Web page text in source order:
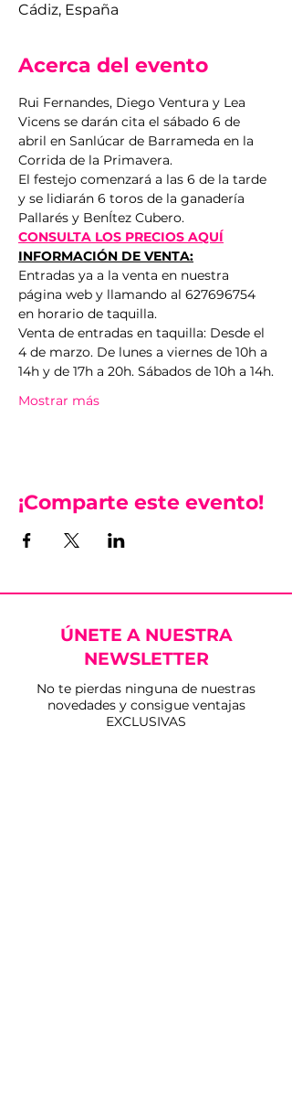
Cádiz, España
Acerca del evento
Rui Fernandes, Diego Ventura y Lea
Vicens se darán cita el sábado 6 de
abril en Sanlúcar de Barrameda en la
Corrida de la Primavera.
El festejo comenzará a las 6 de la tarde
y se lidiarán 6 toros de la ganadería
Pallarés y BenÍtez Cubero.
CONSULTA LOS PRECIOS AQUÍ
INFORMACIÓN DE VENTA:
Entradas ya a la venta en nuestra
página web y llamando al 627696754
en horario de taquilla.
Venta de entradas en taquilla: Desde el
4 de marzo. De lunes a viernes de 10h a
14h y de 17h a 20h. Sábados de 10h a 14h.
Mostrar más
¡Comparte este evento!
ÚNETE A NUESTRA
NEWSLETTER
No te pierdas ninguna de nuestras
novedades y consigue ventajas
EXCLUSIVAS